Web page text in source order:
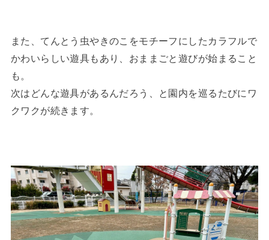
また、てんとう虫やきのこをモチーフにしたカラフルで
かわいらしい遊具もあり、おままごと遊びが始まること
も。
次はどんな遊具があるんだろう、と園内を巡るたびにワ
クワクが続きます。